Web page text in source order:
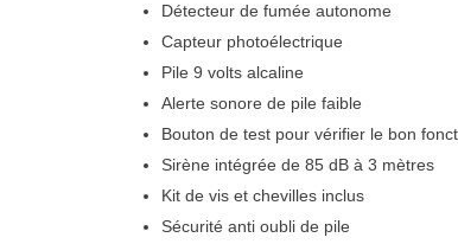
Détecteur de fumée autonome
Capteur photoélectrique
Pile 9 volts alcaline
Alerte sonore de pile faible
Bouton de test pour vérifier le bon
Sirène intégrée de 85 dB à 3 mètres
Kit de vis et chevilles inclus
Sécurité anti oubli de pile